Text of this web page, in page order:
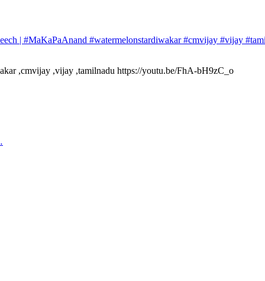
| #MaKaPaAnand #watermelonstardiwakar #cmvijay #vijay
,cmvijay ,vijay ,tamilnadu https://youtu.be/FhA-bH9zC_o